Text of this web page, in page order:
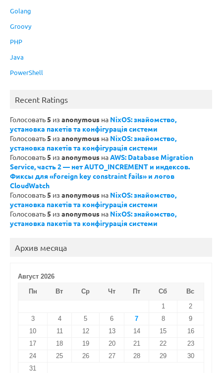
Golang
Groovy
PHP
Java
PowerShell
Recent Ratings
Голосовать5 из anonymous на NixOS: знайомство,
установка пакетів та конфігурація системи
Голосовать5 из anonymous на NixOS: знайомство,
установка пакетів та конфігурація системи
Голосовать5 из anonymous наAWS: Database Migration
Service, часть 2 — нет AUTO_INCREMENT и индексов.
Фиксы для «foreign key constraint fails» и логов
CloudWatch
Голосовать5 из anonymous на NixOS: знайомство,
установка пакетів та конфігурація системи
Голосовать5 из anonymous на NixOS: знайомство,
установка пакетів та конфігурація системи
Архив месяца
Август 2026
Пн
Вт Ср Чт Пт Сб
Вс
1
2
3
4 5 6 7 8
9
10
11 12 13 14 15
16
17
18 19 20 21 22
23
24
25 26 27 28 29
30
31